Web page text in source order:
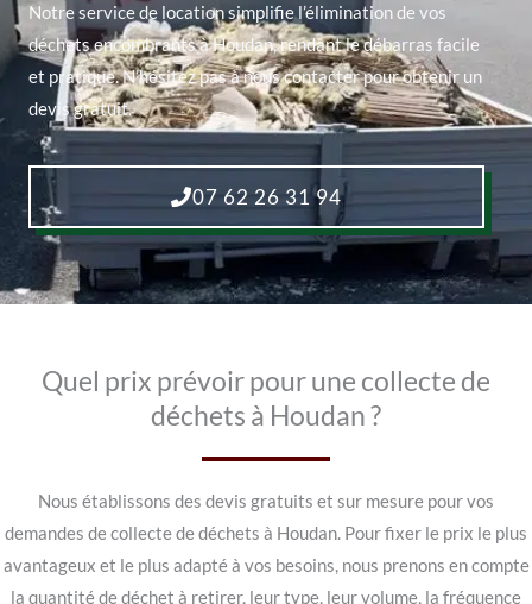
Notre service de location simplifie l’élimination de vos
déchets encombrants à Houdan, rendant le débarras facile
et pratique. N’hésitez pas à nous contacter pour obtenir un
devis gratuit.
07 62 26 31 94
Quel prix prévoir pour une collecte de
déchets à Houdan ?
Nous établissons des devis gratuits et sur mesure pour vos
demandes de collecte de déchets à Houdan. Pour fixer le prix le plus
avantageux et le plus adapté à vos besoins, nous prenons en compte
la quantité de déchet à retirer, leur type, leur volume, la fréquence